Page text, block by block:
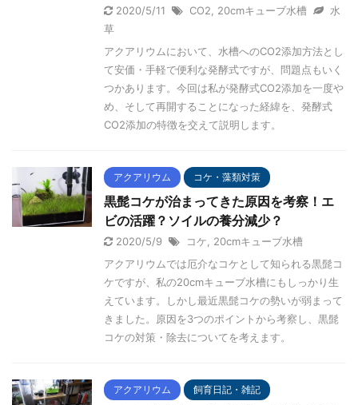
2020/5/11 CO2 20cmキューブ水槽
水
草
アクアリウムにおいて、水槽へのCO2添加方法とし
て安価・手軽で便利な発酵式ですが、問題点もいく
つかあります。今回は私が発酵式CO2添加を一度や
め、そして再開することになった経緯を、発酵式
CO2添加の特徴を交えて説明します。
アクアリウム コケ・藻類対策
黒髭コケが治まってきた原因を考察！エ
ビの活躍？ソイルの養分減少？
2020/5/9 コケ
20cmキューブ水槽
アクアリウムでは厄介なコケとして知られる黒髭コ
ケですが、私の20cmキューブ水槽にもしっかり生
えています。しかし最近黒髭コケの勢いが弱まって
きました。原因を3つのポイントから考察し、黒髭
コケの対策・除去についてを考えます。
アクアリウム 飼育日記・雑記